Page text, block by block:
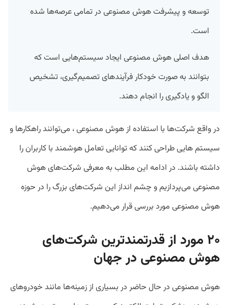
توسعه و پیشرفت هوش مصنوعی در تمامی عرصه‌ها شده
است.
هدف اصلی هوش مصنوعی ایجاد سیستم‌هایی است که
بتوانند به صورت خودکار فرآیندهای تصمیم‌گیری، تشخیص
الگو و یادگیری را انجام دهند.
در واقع شرکت‌ها با استفاده از هوش مصنوعی ، می‌توانند راهکارها و
سیستم هایی طراحی کنند که توانایی تعامل هوشمند با کاربران را
داشته باشند. در ادامه این مطلب به معرفی شرکت‌های هوش
مصنوعی می‌پردازیم و چشم انداز این شرکت‌های بزرگ را در حوزه
هوش مصنوعی مورد بررسی قرار می‌دهیم.
۲۰ مورد از قدرتمندترین شرکت‌های
هوش مصنوعی در جهان
هوش مصنوعی در حال حاضر در بسیاری از زمینه‌ها مانند خودروهای